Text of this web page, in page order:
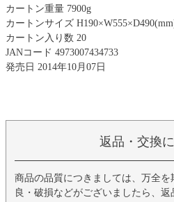
カートン重量 7900g
カートンサイズ
カートン入り数 20
JANコード 4973007434733
発売日 2014年10月07日
返品・交換
商品の品質につきましては、万全
良・破損などがございましたら、返